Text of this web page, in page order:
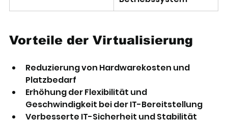
Vorteile der Virtualisierung
Reduzierung von Hardwarekosten und
Platzbedarf
Erhöhung der Flexibilität und
Geschwindigkeit bei der IT-Bereitstellung
Verbesserte IT-Sicherheit und Stabilität